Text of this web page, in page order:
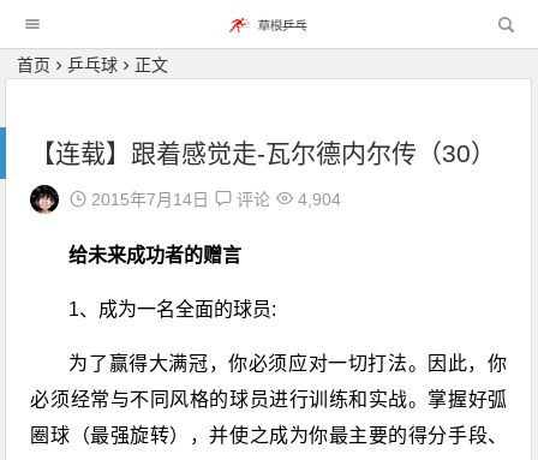
首页 乒乓球 正文
【连载】跟着感觉走-瓦尔德内尔传（30）
2015年7月14日 评论 4,904
给未来成功者的赠言
1、成为一名全面的球员:
为了赢得大满冠，你必须应对一切打法。因此，你
必须经常与不同风格的球员进行训练和实战。掌握好弧
圈球 （最强旋转），并使之成为你最主要的得分手段、